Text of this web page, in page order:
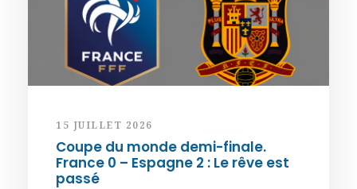
15 JUILLET 2026
Coupe du monde demi-finale.
France 0 – Espagne 2 : Le rêve est
passé